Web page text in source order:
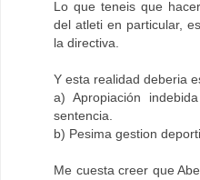
Lo que teneis que
del atleti en particular,
la directiva.
Y esta realidad deberia
a) Apropiación
sentencia.
b) Pesima gestion
Me cuesta creer que